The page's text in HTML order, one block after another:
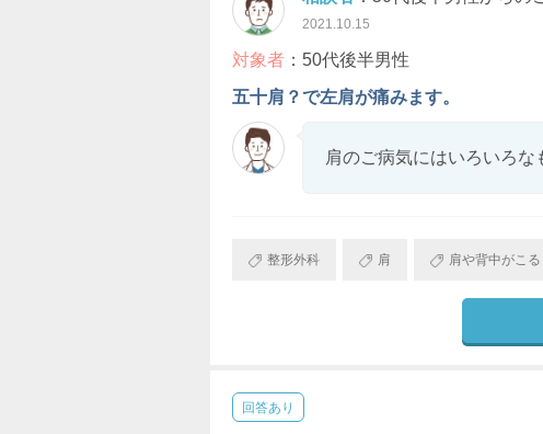
2021.10.15
対象者 ：50代後半男性
五十肩？で左肩が痛みます。
肩のご病気にはいろいろ
整形外科 肩 肩や背中がこ
回答あり